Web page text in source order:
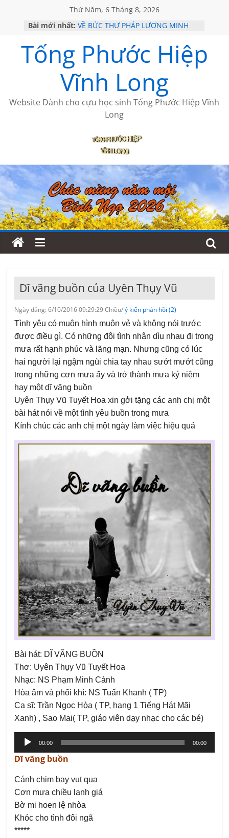
Thứ Năm, 6 Tháng 8, 2026
Bài mới nhất: VỀ BỨC THƯ PHÁP LƯƠNG MINH
HỌC SỬ HỒI XƯA
MỘT ĐỜI ĐI QUA NHỮNG TRANG
SÁCH
BẤT CHỢT CỦA CHÂU LỆ DUNG
CÀ PHÊ NGẮM NÚI
Tống Phước Hiệp
Vĩnh Long
Website Dành cho cựu học sinh Tống Phước Hiệp Vĩnh
Long
Dĩ vãng buồn của Uyên Thụy Vũ
Ngày đăng: 6/10/2016 09:29:29 Chiều/ý kiến phản hồi (2)
Tình yêu có muôn hình muôn vẻ và không nói trước
được điều gì. Có những đôi tình nhân dìu nhau đi trong
mưa rất hạnh phúc và lãng mạn. Nhưng cũng có lúc
hai người lại ngậm ngùi chia tay nhau sướt mướt cũng
trong những cơn mưa ấy và trở thành mưa kỷ niệm
hay một dĩ vãng buồn
Uyên Thụy Vũ Tuyết Hoa xin gởi tặng các anh chị một
bài hát nói về một tình yêu buồn trong mưa
Kính chúc các anh chị một ngày làm việc hiệu quả
Bài hát: DĨ VÃNG BUỒN
Thơ: Uyên Thụy Vũ Tuyết Hoa
Nhạc: NS Phạm Minh Cảnh
Hòa âm và phối khí: NS Tuấn Khanh ( TP)
Ca sĩ: Trần Ngọc Hòa ( TP, hạng 1 Tiếng Hát Mãi
Xanh) , Sao Mai( TP, giáo viên dạy nhạc cho các bé)
Trình
phát
âm
thanh
00:00 00:00
Dĩ vãng buồn
Cánh chim bay vụt qua
Cơn mưa chiều lạnh giá
Bờ mi hoen lệ nhòa
Khóc cho tình đôi ngã
*****